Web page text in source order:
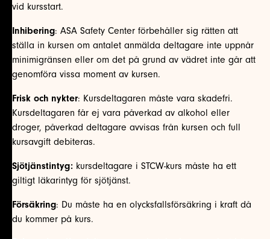
vid kursstart.
Inhibering: ASA Safety Center förbehåller sig rätten att
ställa in kursen om antalet anmälda deltagare inte uppnår
minimigränsen eller om det på grund av vädret inte går att
genomföra vissa moment av kursen.
Frisk och nykter: Kursdeltagaren måste vara skadefri.
Kursdeltagaren får ej vara påverkad av alkohol eller
droger, påverkad deltagare avvisas från kursen och full
kursavgift debiteras.
Sjötjänstintyg: kursdeltagare i STCW-kurs måste ha ett
giltigt läkarintyg för sjötjänst.
Försäkring: Du måste ha en olycksfallsförsäkring i kraft då
du kommer på kurs.